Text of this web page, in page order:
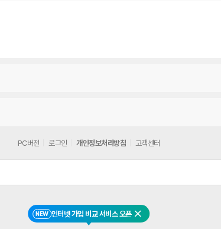
NEW 인터넷 가입 비교 서비스 오픈 닫기
PC버전 로그인 개인정보처리방침 고객센터